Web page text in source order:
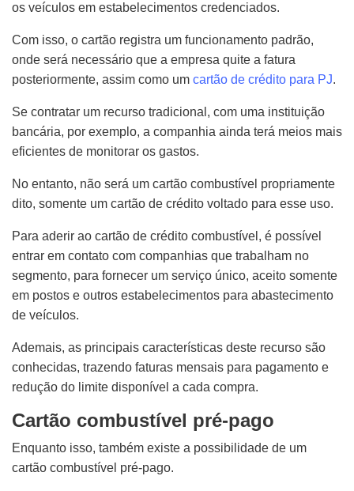
os veículos em estabelecimentos credenciados.
Com isso, o cartão registra um funcionamento padrão,
onde será necessário que a empresa quite a fatura
posteriormente, assim como um cartão de crédito para PJ.
Se contratar um recurso tradicional, com uma instituição
bancária, por exemplo, a companhia ainda terá meios mais
eficientes de monitorar os gastos.
No entanto, não será um cartão combustível propriamente
dito, somente um cartão de crédito voltado para esse uso.
Para aderir ao cartão de crédito combustível, é possível
entrar em contato com companhias que trabalham no
segmento, para fornecer um serviço único, aceito somente
em postos e outros estabelecimentos para abastecimento
de veículos.
Ademais, as principais características deste recurso são
conhecidas, trazendo faturas mensais para pagamento e
redução do limite disponível a cada compra.
Cartão combustível pré-pago
Enquanto isso, também existe a possibilidade de um
cartão combustível pré-pago.